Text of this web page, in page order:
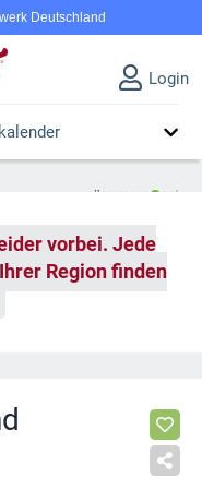
Deutschland
Login
vorbei. Jede
Region finden